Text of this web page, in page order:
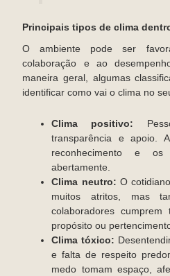
Principais tipos de clima
O ambiente pode ser
colaboração e ao
maneira geral, algumas
identificar como vai o clima no
Clima positivo:
transparência e apoio.
reconhecimento e
abertamente.
Clima neutro: O
muitos atritos, mas
colaboradores
propósito ou
Clima tóxico:
e falta de respeito
medo tomam espaço,